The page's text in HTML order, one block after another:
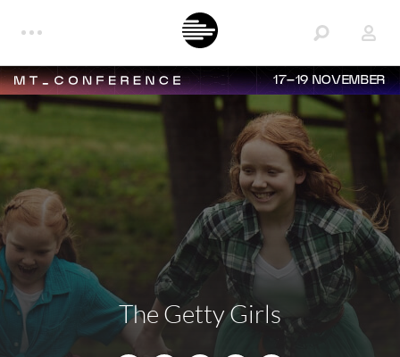
17–19 NOVEMBER
The Getty Girls